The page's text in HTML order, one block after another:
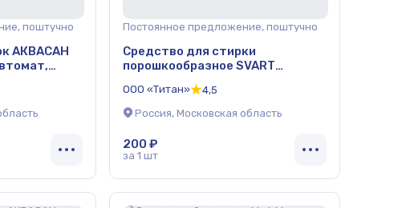
поштучно
АКВАСАН
Постоянное предложение, поштучно
Средство для стирки
порошкообразное SVART
ОПТ
ООО «Титан»
4,5
Россия, Московская область
200 ₽
за 1 шт